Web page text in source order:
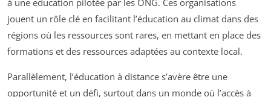
jouent un rôle clé en facilitant l’éducation au climat dans des
régions où les ressources sont rares, en mettant en place des
formations et des ressources adaptées au contexte local.
Parallèlement, l’éducation à distance s’avère être une
opportunité et un défi, surtout dans un monde où l’accès à